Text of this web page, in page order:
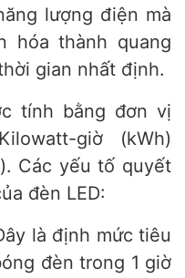
lượng điện mà
hóa thành quang
gian nhất định.
tính bằng đơn vị
giờ (kWh)
Các yếu tố quyết
đèn LED:
là định mức tiêu
đèn trong 1 giờ